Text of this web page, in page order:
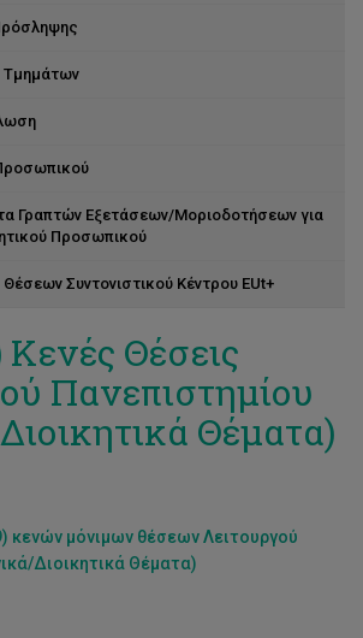
Τμημάτων
Γραπτών Εξετάσεων/Μοριοδοτήσεων για
Προσωπικού
Συντονιστικού Κέντρου EUt+
Θέσεις
Πανεπιστημίου
Θέματα)
κενών μόνιμων θέσεων Λειτουργού
Διοικητικά Θέματα)